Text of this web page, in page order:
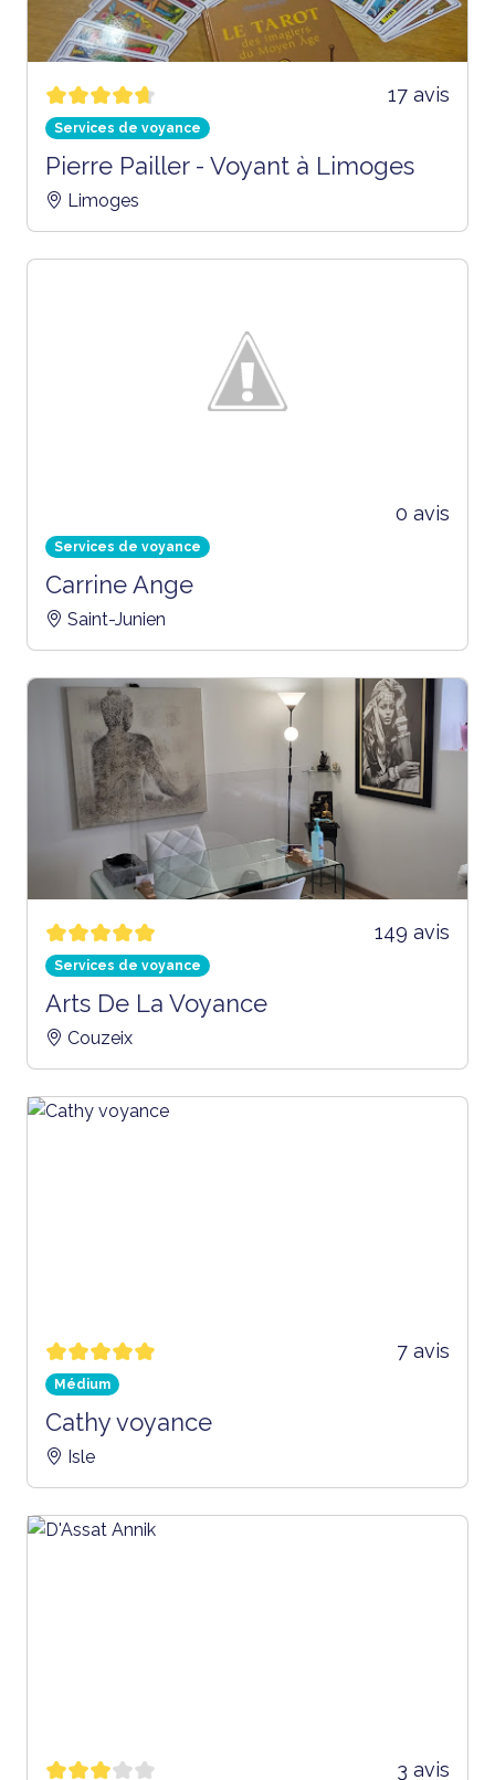
17 avis
Services de voyance
Pierre Pailler - Voyant à Limoges
Limoges
0 avis
Services de voyance
Carrine Ange
Saint-Junien
149 avis
Services de voyance
Arts De La Voyance
Couzeix
7 avis
Médium
Cathy voyance
Isle
3 avis